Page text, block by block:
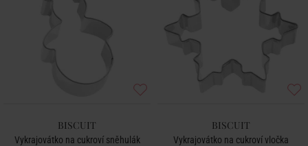
BISCUIT
Vykrajovátko na cukroví sněhulák
BISCUIT
Vykrajovátko na cukroví vločka